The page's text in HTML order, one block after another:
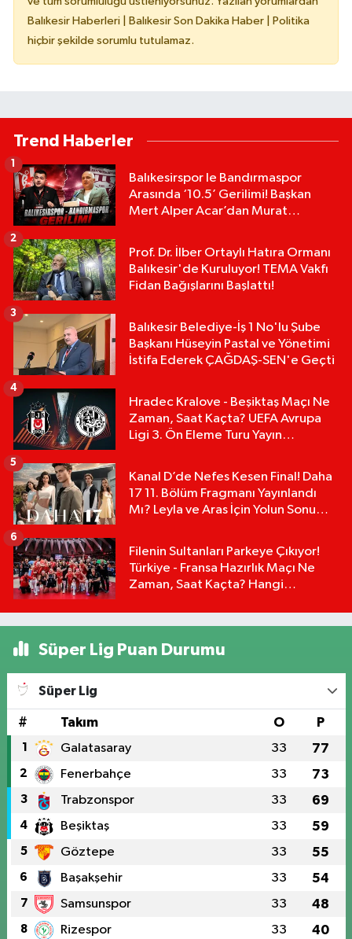
Balıkesir Haberleri | Balıkesir Son Dakika Haber | Politika
hiçbir şekilde sorumlu tutulamaz.
Trend Haberler
Balıkesirspor le Bandırmaspor
Arasında ‘10.5’ Gerilimi! Başkan
Mert Alper Acar’dan Murat
1
Prof. Dr. İlber Ortaylı Hatıra Ormanı
Balıkesir'de Kuruluyor! TEMA Vakfı
Fidan Bağışlarını Başlattı!
2
Balıkesir Belediye-İş 1 No'lu Şube
Başkanı Hüseyin Pastal ve Yönetimi
İstifa Ederek ÇAĞDAŞ-SEN'e Geçti
3
Hradec Kralove - Beşiktaş Maçı Ne
Zaman, Saat Kaçta? UEFA Avrupa
Ligi 3. Ön Eleme Turu Yayın
4
Kanal D’de Nefes Kesen Final! Daha
17 11. Bölüm Fragmanı Yayınlandı
Mı? Leyla ve Aras İçin Yolun Sonu
5
Filenin Sultanları Parkeye Çıkıyor!
Türkiye - Fransa Hazırlık Maçı Ne
Zaman, Saat Kaçta? Hangi
6
Süper Lig Puan Durumu
Süper Lig
# Takım O P
1 Galatasaray 33 77
2 Fenerbahçe 33 73
3 Trabzonspor 33 69
4 Beşiktaş 33 59
5 Göztepe 33 55
6 Başakşehir 33 54
7 Samsunspor 33 48
8 Rizespor 33 40